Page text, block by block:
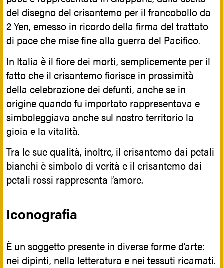
del disegno del crisantemo per il francobollo da
2 Yen, emesso in ricordo della firma del trattato
di pace che mise fine alla guerra del Pacifico.
In Italia è il fiore dei morti, semplicemente per il
fatto che il crisantemo fiorisce in prossimità
della celebrazione dei defunti, anche se in
origine quando fu importato rappresentava e
simboleggiava anche sul nostro territorio la
gioia e la vitalità.
Tra le sue qualità, inoltre, il crisantemo dai petali
bianchi è simbolo di verità e il crisantemo dai
petali rossi rappresenta l’amore.
Iconografia
È un soggetto presente in diverse forme d’arte:
nei dipinti, nella letteratura e nei tessuti ricamati.